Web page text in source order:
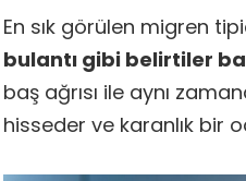
En sık görülen migren
bulantı gibi belirtiler
baş ağrısı ile aynı
hisseder ve karanlık bir